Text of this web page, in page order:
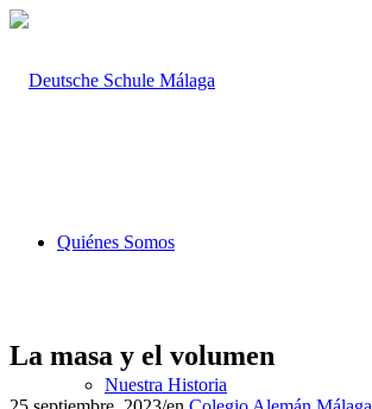
Quiénes Somos
Nuestra Historia
La masa y el volumen